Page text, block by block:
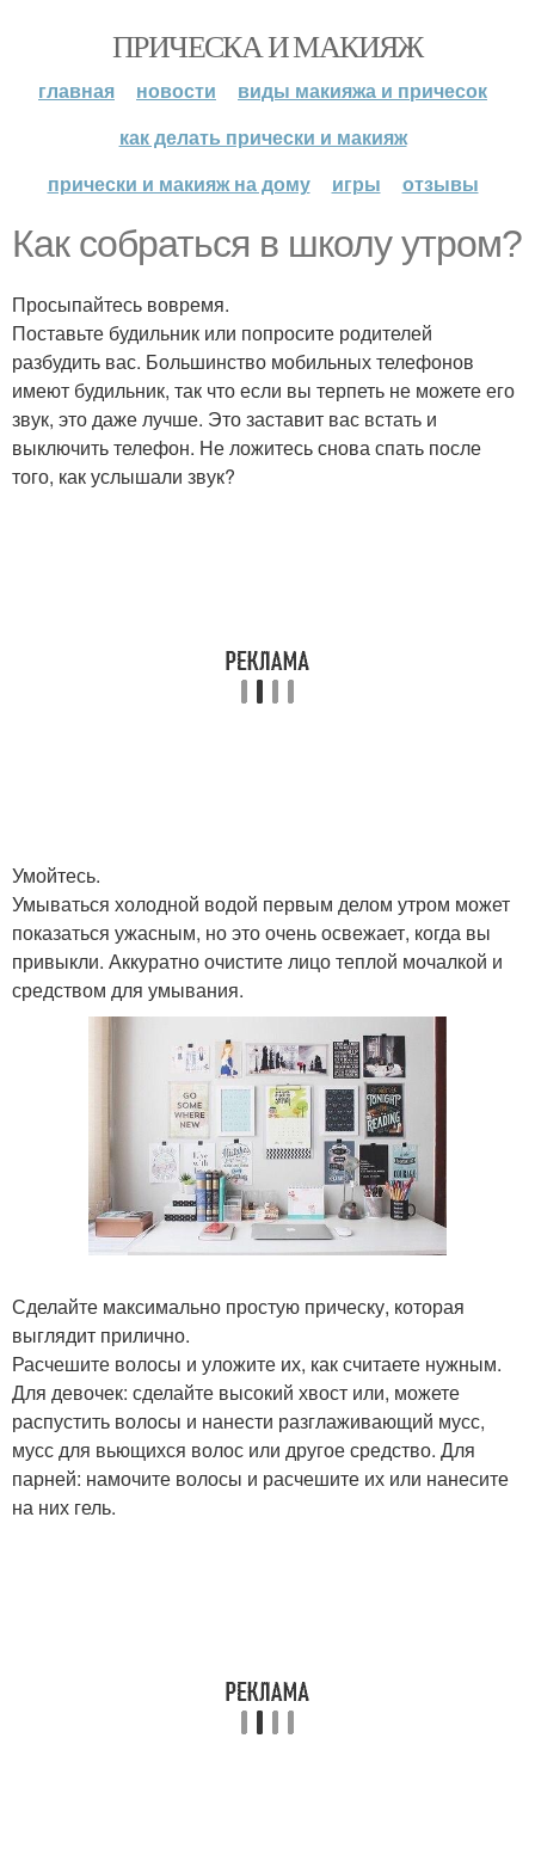
ПРИЧЕСКА И МАКИЯЖ
главная новости
виды макияжа и причесок
как делать прически и макияж
прически и макияж на дому
игры отзывы
Как собраться в школу утром?
Просыпайтесь вовремя.
Поставьте будильник или попросите родителей
разбудить вас. Большинство мобильных телефонов
имеют будильник, так что если вы терпеть не можете его
звук, это даже лучше. Это заставит вас встать и
выключить телефон. Не ложитесь снова спать после
того, как услышали звук?
Умойтесь.
Умываться холодной водой первым делом утром может
показаться ужасным, но это очень освежает, когда вы
привыкли. Аккуратно очистите лицо теплой мочалкой и
средством для умывания.
Сделайте максимально простую прическу, которая
выглядит прилично.
Расчешите волосы и уложите их, как считаете нужным.
Для девочек: сделайте высокий хвост или, можете
распустить волосы и нанести разглаживающий мусс,
мусс для вьющихся волос или другое средство. Для
парней: намочите волосы и расчешите их или нанесите
на них гель.